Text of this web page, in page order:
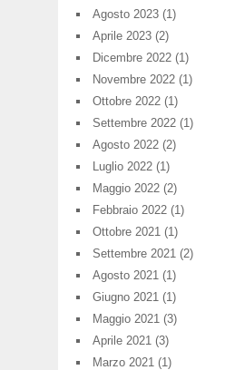
Agosto 2023 (1)
Aprile 2023 (2)
Dicembre 2022 (1)
Novembre 2022 (1)
Ottobre 2022 (1)
Settembre 2022 (1)
Agosto 2022 (2)
Luglio 2022 (1)
Maggio 2022 (2)
Febbraio 2022 (1)
Ottobre 2021 (1)
Settembre 2021 (2)
Agosto 2021 (1)
Giugno 2021 (1)
Maggio 2021 (3)
Aprile 2021 (3)
Marzo 2021 (1)